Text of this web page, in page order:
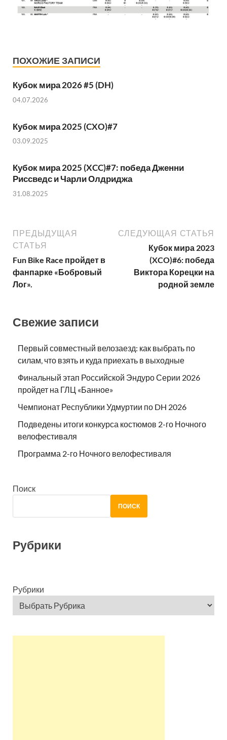
ПОХОЖИЕ ЗАПИСИ
Кубок мира 2026 #5 (DH)
04.07.2026
Кубок мира 2025 (CXO)#7
03.09.2025
Кубок мира 2025 (XCC)#7: победа Дженни
Риссведс и Чарли Олдриджа
31.08.2025
ПРЕДЫДУЩАЯ
СТАТЬЯ
Fun Bike Race пройдет в
фанпарке «Бобровый
Лог».
СЛЕДУЮЩАЯ СТАТЬЯ
Кубок мира 2023
(XCO)#6: победа
Виктора Корецки на
родной земле
Свежие записи
Первый совместный велозаезд: как выбрать по
силам, что взять и куда приехать в выходные
Финальный этап Российской Эндуро Серии 2026
пройдет на ГЛЦ «Банное»
Чемпионат Республики Удмуртии по DH 2026
Подведены итоги конкурса костюмов 2-го Ночного
велофестиваля
Программа 2-го Ночного велофестиваля
Поиск
ПОИСК
Рубрики
Рубрики